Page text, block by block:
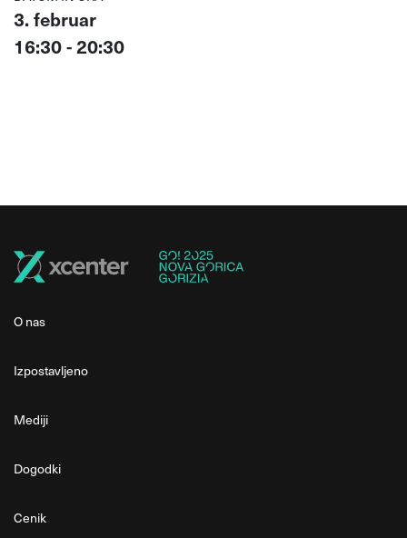
3. februar
16:30 - 20:30
O nas
Izpostavljeno
Mediji
Dogodki
Cenik